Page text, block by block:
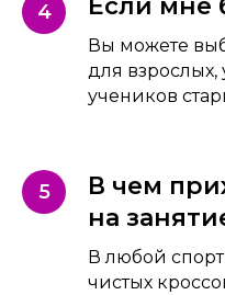
Если мне
Вы можете
для взрослых,
учеников
В чем
на
В любой
чистых